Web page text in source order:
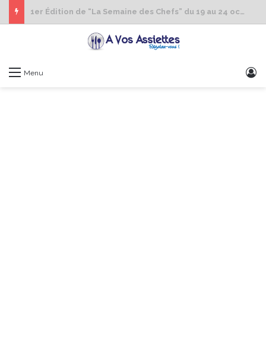
1er Édition de “La Semaine des Chefs” du 19 au 24 octobre 2026
Menu